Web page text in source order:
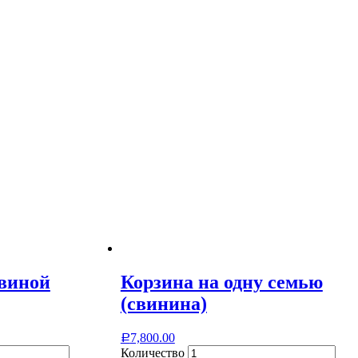
Корзина на одну семью
(свинина)
Р7,800.00
Количество